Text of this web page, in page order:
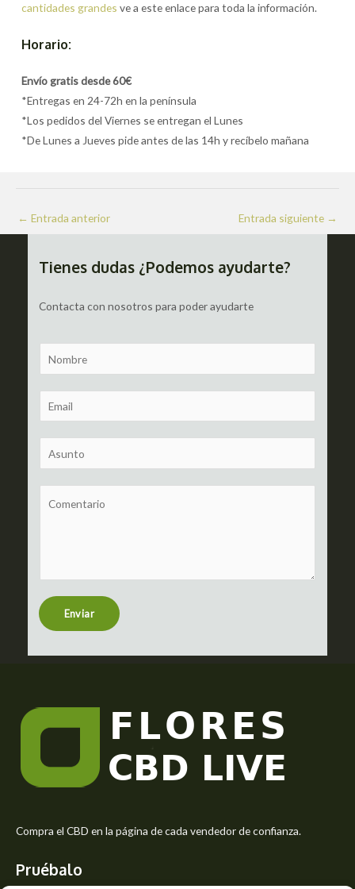
cantidades grandes ve a este enlace para toda la información.
Horario:
Envío gratis desde 60€
*Entregas en 24-72h en la península
*Los pedidos del Viernes se entregan el Lunes
*De Lunes a Jueves pide antes de las 14h y recíbelo mañana
Navegación
de
← Entrada anterior Entrada siguiente →
Tienes dudas ¿Podemos ayudarte?
Contacta con nosotros para poder ayudarte
a
m
m
a
u
b
t
r
s
e
Enviar
Compra el CBD en la página de cada vendedor de confianza.
Pruébalo